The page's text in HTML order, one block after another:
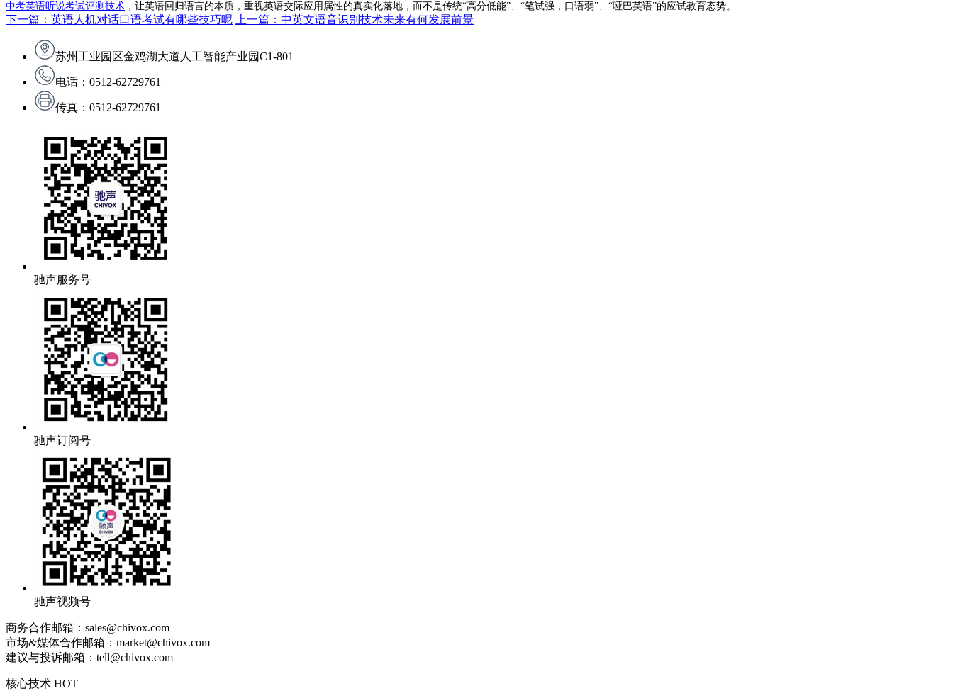
中考英语听说考试评测技术 ，让英语回归语言的本质，重视英语交际应用属性的真实化落地，而不是传统“高分低能”、“笔试强，口语弱”、“哑巴英语”的应试教育态势。
下一篇：英语人机对话口语考试有哪些技巧呢 上一篇：中英文语音识别技术未来有何发展前景
苏州工业园区金鸡湖大道人工智能产业园C1-801
电话：0512-62729761
传真：0512-62729761
驰声服务号
驰声订阅号
驰声视频号
商务合作邮箱：sales@chivox.com
市场&媒体合作邮箱：market@chivox.com
建议与投诉邮箱：tell@chivox.com
核心技术 HOT